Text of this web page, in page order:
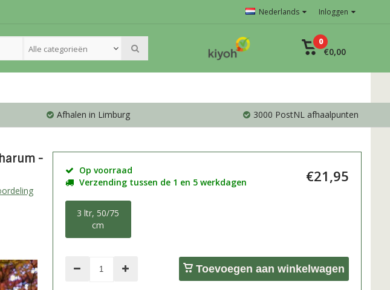
Nederlands Inloggen
Alle categorieën
0
€0,00
Afhalen in Limburg 3000 PostNL afhaalpunten
-
Op voorraad
Verzending tussen de 1 en 5 werkdagen
€21,95
3 ltr, 50/75
cm
Toevoegen aan winkelwagen